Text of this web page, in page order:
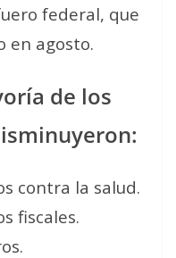
federal, que
en agosto.
de los
contra la salud.
fiscales.